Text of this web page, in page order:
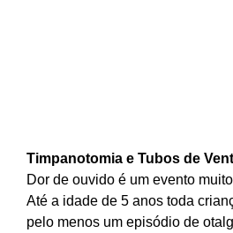
Timpanotomia e Tubos de
Dor de ouvido é um evento
Até a idade de 5 anos toda
pelo menos um episódio de